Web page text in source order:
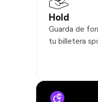
Hold
Guarda de
tu billetera